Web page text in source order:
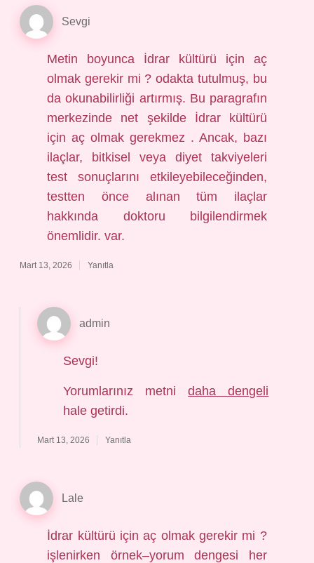
Sevgi
Metin boyunca İdrar kültürü için aç
olmak gerekir mi ? odakta tutulmuş, bu
da okunabilirliği artırmış. Bu paragrafın
merkezinde net şekilde İdrar kültürü
için aç olmak gerekmez . Ancak, bazı
ilaçlar, bitkisel veya diyet takviyeleri
test sonuçlarını etkileyebileceğinden,
testten önce alınan tüm ilaçlar
hakkında doktoru bilgilendirmek
önemlidir. var.
Mart 13, 2026 Yanıtla
admin
Sevgi!
Yorumlarınız metnidaha dengeli
hale getirdi.
Mart 13, 2026 Yanıtla
Lale
İdrar kültürü için aç olmak gerekir mi ?
işlenirken örnek–yorum dengesi her